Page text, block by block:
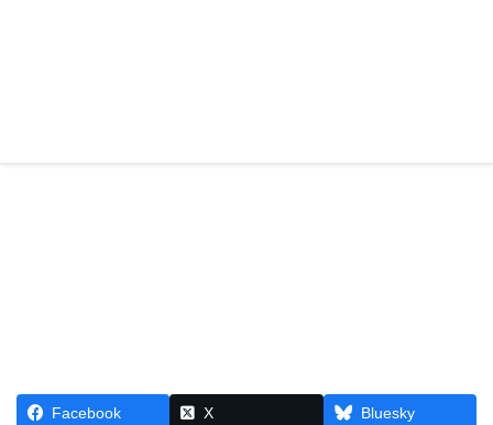
Facebook X Bluesky